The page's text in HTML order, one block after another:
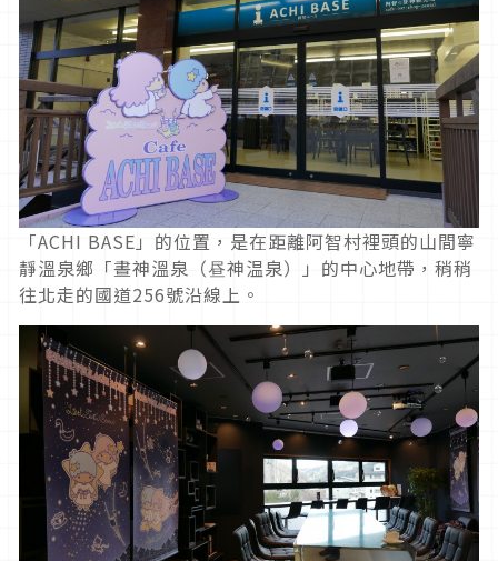
「ACHI BASE」的位置，是在距離阿智村裡頭的山間寧
靜溫泉鄉「晝神溫泉（昼神温泉）」的中心地帶，稍稍
往北走的國道256號沿線上。